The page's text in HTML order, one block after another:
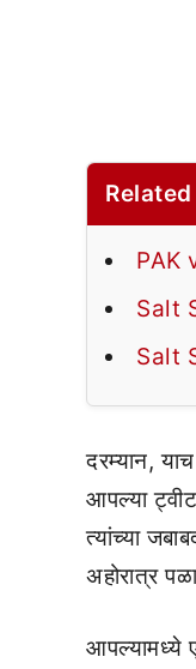
PAK
Salt
Salt
दरम्यान,
आपल्या
त्यांच्या
अहोरात्र
आपल्यामध्ये